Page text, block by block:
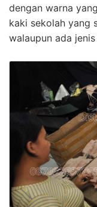
dengan warna
kaki sekolah yang
walaupun ada